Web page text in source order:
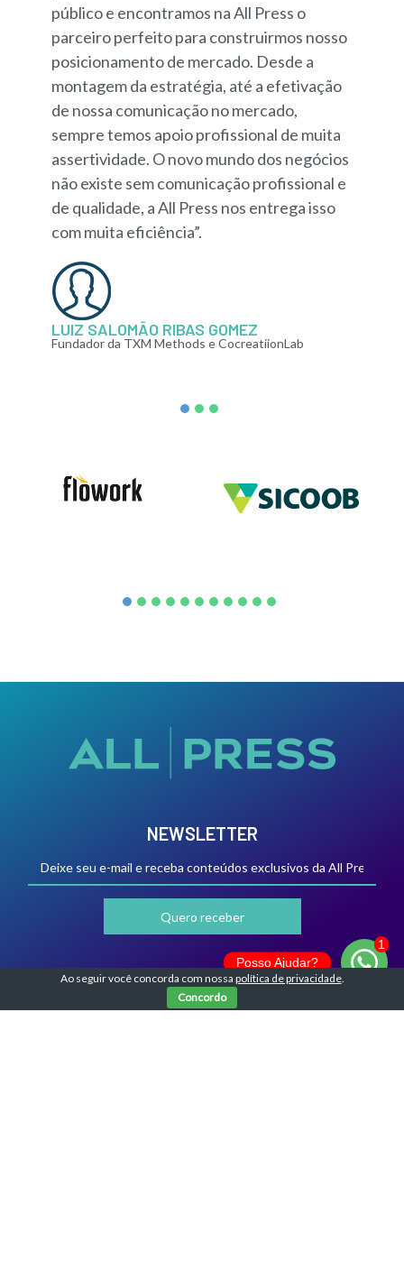
público e encontramos na All Press o
parceiro perfeito para construirmos nosso
posicionamento de mercado. Desde a
montagem da estratégia, até a efetivação
de nossa comunicação no mercado,
sempre temos apoio profissional de muita
assertividade. O novo mundo dos negócios
não existe sem comunicação profissional e
de qualidade, a All Press nos entrega isso
com muita eficiência”.
LUIZ SALOMÃO RIBAS GOMEZ
Fundador da TXM Methods e CocreatiionLab
NEWSLETTER
Acate Downtown
Posso Ajudar?
Ao seguir você concorda com nossa política de privacidade.
Concordo